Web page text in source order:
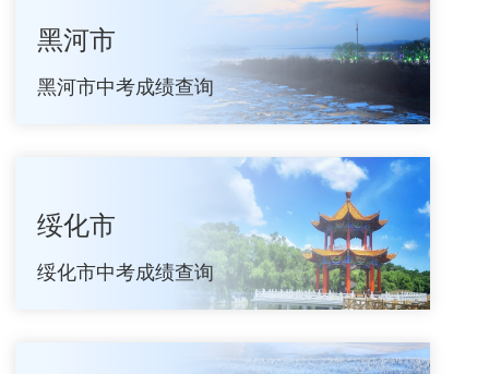
黑河市
黑河市中考成绩查询
绥化市
绥化市中考成绩查询